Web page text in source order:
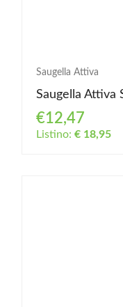
Saugella Attiva
Saugella Attiva
€12,47
Listino: € 18,95